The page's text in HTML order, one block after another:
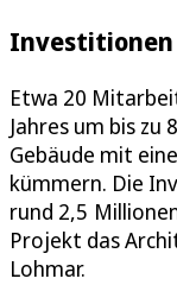
Investitionen
Etwa 20
Jahres um bis zu
Gebäude mit
kümmern. Die
rund 2,5
Projekt das
Lohmar.